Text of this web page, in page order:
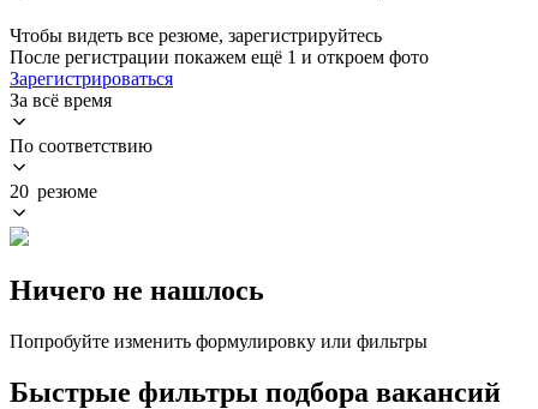
Чтобы видеть все резюме, зарегистрируйтесь
После регистрации покажем ещё 1 и откроем фото
Зарегистрироваться
За всё время
По соответствию
20 резюме
Ничего не нашлось
Попробуйте изменить формулировку или фильтры
Быстрые фильтры подбора вакансий